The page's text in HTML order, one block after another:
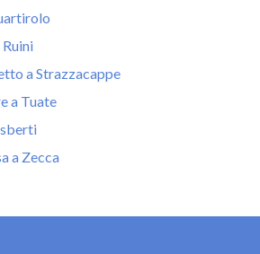
Ruini
a Strazzacappe
a Tuate
a Zecca